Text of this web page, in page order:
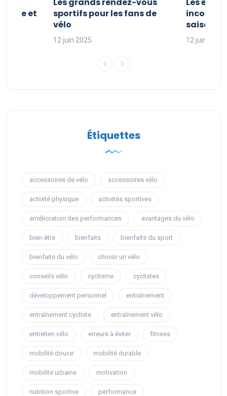
et
sportifs pour les fans de
vélo
12 juin 2025
saison
12 juin 2025
Étiquettes
accessoires de vélo accessoires vélo
activité physique activités sportives
amélioration des performances avantages du vélo
bien-être bienfaits bienfaits du sport
bienfaits du vélo choisir un vélo
conseils vélo cyclisme cyclistes
développement personnel entraînement
entraînement cycliste entraînement vélo
entretien vélo erreurs à éviter fitness
mobilité douce mobilité durable
mobilité urbaine motivation
nutrition sportive performance